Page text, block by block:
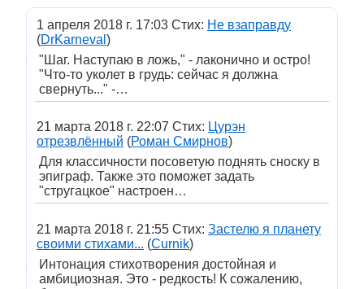
1 апреля 2018 г. 17:03 Стих: Не взаправду
(DrKarneval )
"Шаг. Наступаю в ложь," - лаконично и остро!
"Что-то уколет в грудь: сейчас я должна
свернуть..." -…
21 марта 2018 г. 22:07 Стих: Цурэн
отрезвлённый (Роман Смирнов)
Для классичности посоветую поднять сноску в
эпиграф. Также это поможет задать
"стругацкое" настроен…
21 марта 2018 г. 21:55 Стих: Застелю я планету
своими стихами... (Curnik)
Интонация стихотворения достойная и
амбициозная. Это - редкость! К сожалению,